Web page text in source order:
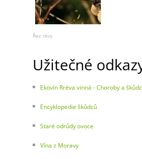
Řez révy
Užitečné
Ekovín Rréva vinná - Choroby a
Encyklopedie škůdců
Staré odrůdy ovoce
Vína z Moravy